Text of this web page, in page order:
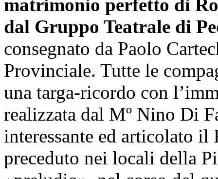
matrimonio perfetto di
dal Gruppo Teatrale di
consegnato da Paolo
Provinciale. Tutte le
una targa-ricordo con
realizzata dal Mº Nino Di
interessante ed articolato il
preceduto nei locali della